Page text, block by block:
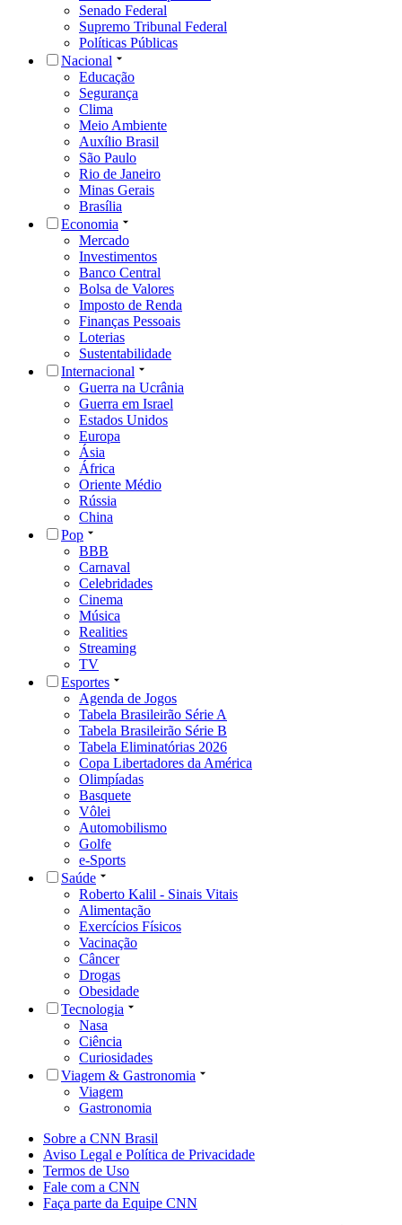
Senado Federal
Supremo Tribunal Federal
Políticas Públicas
Nacional
Educação
Segurança
Clima
Meio Ambiente
Auxílio Brasil
São Paulo
Rio de Janeiro
Minas Gerais
Brasília
Economia
Mercado
Investimentos
Banco Central
Bolsa de Valores
Imposto de Renda
Finanças Pessoais
Loterias
Sustentabilidade
Internacional
Guerra na Ucrânia
Guerra em Israel
Estados Unidos
Europa
Ásia
África
Oriente Médio
Rússia
China
Pop
BBB
Carnaval
Celebridades
Cinema
Música
Realities
Streaming
TV
Esportes
Agenda de Jogos
Tabela Brasileirão Série A
Tabela Brasileirão Série B
Tabela Eliminatórias 2026
Copa Libertadores da América
Olimpíadas
Basquete
Vôlei
Automobilismo
Golfe
e-Sports
Saúde
Roberto Kalil - Sinais Vitais
Alimentação
Exercícios Físicos
Vacinação
Câncer
Drogas
Obesidade
Tecnologia
Nasa
Ciência
Curiosidades
Viagem & Gastronomia
Viagem
Gastronomia
Sobre a CNN Brasil
Aviso Legal e Política de Privacidade
Termos de Uso
Fale com a CNN
Faça parte da Equipe CNN